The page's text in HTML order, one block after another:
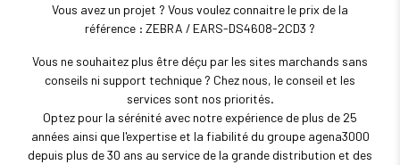
Vous avez un projet ? Vous voulez connaitre le prix de la
référence : ZEBRA / EARS-DS4608-2CD3 ?
Vous ne souhaitez plus être déçu par les sites marchands sans
conseils ni support technique ? Chez nous, le conseil et les
services sont nos priorités.
Optez pour la sérénité avec notre expérience de plus de 25
années ainsi que l'expertise et la fiabilité du groupe agena3000
depuis plus de 30 ans au service de la grande distribution et des